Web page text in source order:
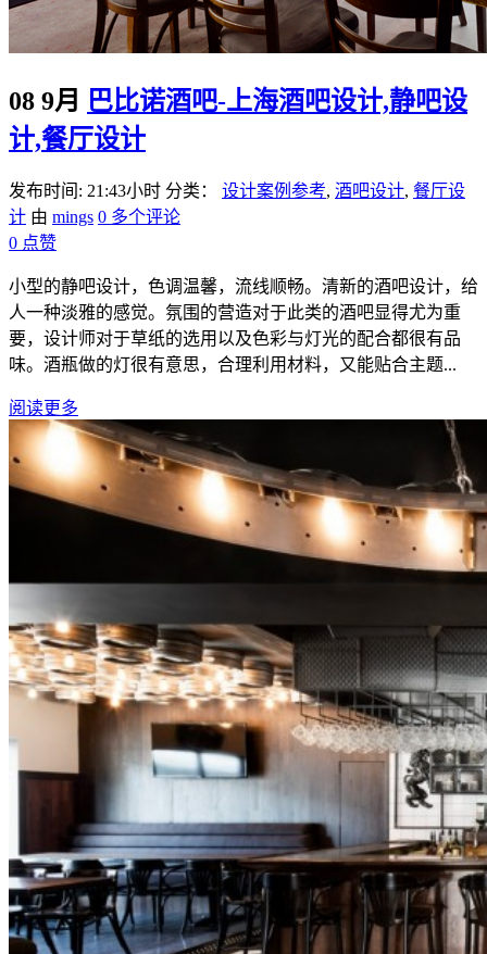
08 9月 巴比诺酒吧-上海酒吧设计,静吧设
计,餐厅设计
发布时间: 21:43小时 分类： 设计案例参考, 酒吧设计, 餐厅设
计 由 mings 0 多个评论
0 点赞
小型的静吧设计，色调温馨，流线顺畅。清新的酒吧设计，给
人一种淡雅的感觉。氛围的营造对于此类的酒吧显得尤为重
要，设计师对于草纸的选用以及色彩与灯光的配合都很有品
味。酒瓶做的灯很有意思，合理利用材料，又能贴合主题...
阅读更多